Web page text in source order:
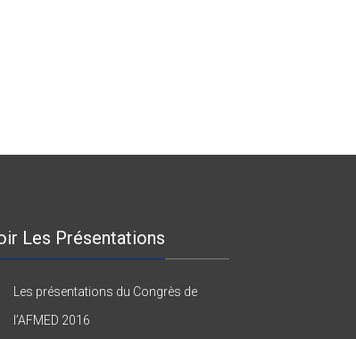
Les Présentations
Les présentations du Congrès de
l’AFMED 2016